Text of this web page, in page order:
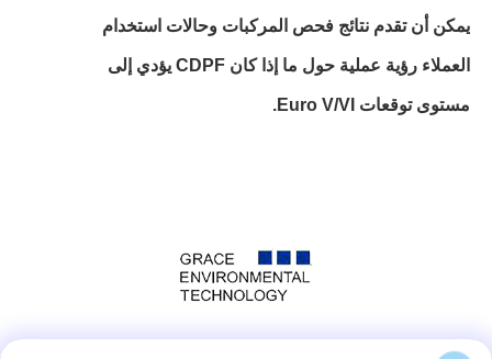
يمكن أن تقدم نتائج فحص المركبات وحالات استخدام
العملاء رؤية عملية حول ما إذا كان CDPF يؤدي إلى
مستوى توقعات Euro V/VI.